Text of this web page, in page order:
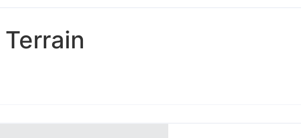
Terrain